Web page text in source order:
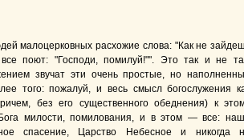
малоцерковных расхожие слова: "Как не
поют: "Господи, помилуй!"". Это так и не
звучат эти очень простые, но
того: пожалуй, и весь смысл богослужения
без его существенного обеднения) к
милости, помилования, и в этом — все:
спасение, Царство Небесное и никогда